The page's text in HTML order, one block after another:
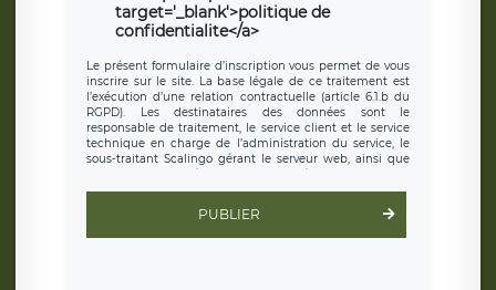
target='_blank'>politique de
confidentialite</a>
Le présent formulaire d’inscription vous permet de vous
inscrire sur le site. La base légale de ce traitement est
l’exécution d’une relation contractuelle (article 6.1.b du
RGPD). Les destinataires des données sont le
responsable de traitement, le service client et le service
technique en charge de l’administration du service, le
sous-traitant Scalingo gérant le serveur web, ainsi que
d’inscription est hébergé sur un serveur hébergé par
clauses de
protection conformes au RGPD
. Les données collectées
sont conservées jusqu’à ce que l’Internaute en sollicite la
PUBLIER